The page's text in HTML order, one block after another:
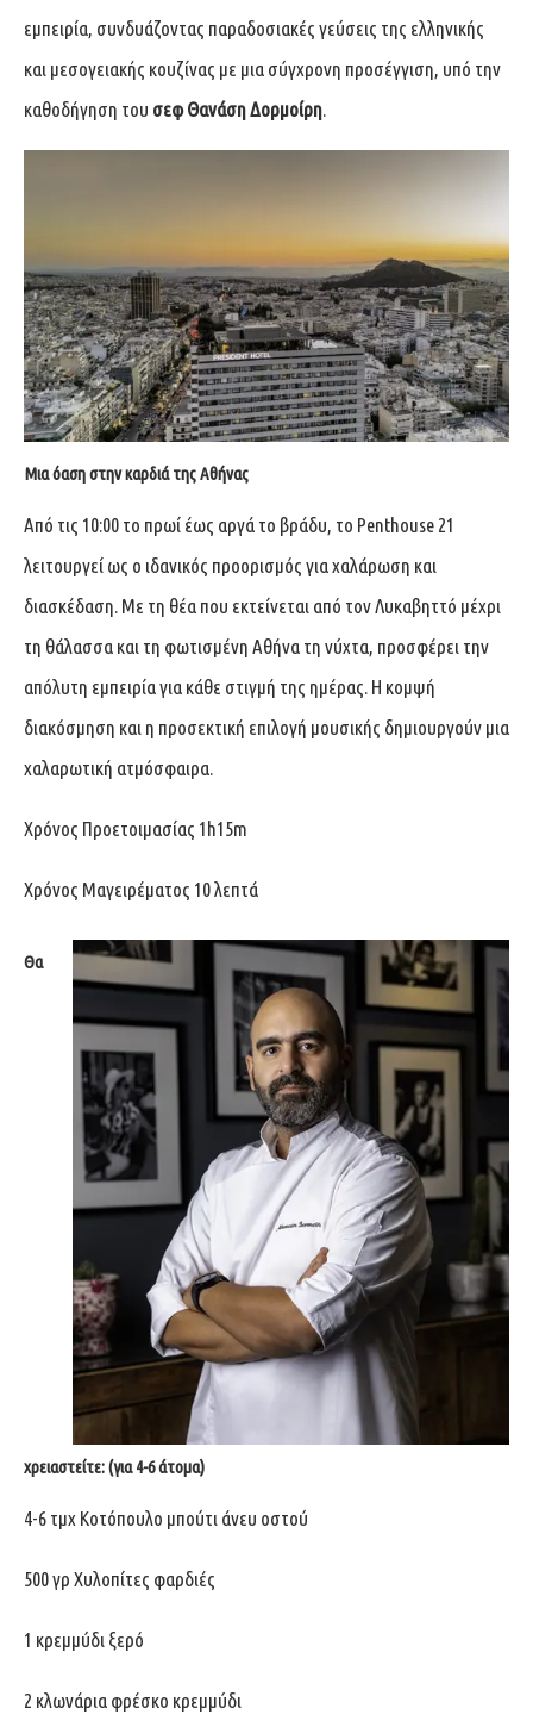
εμπειρία, συνδυάζοντας παραδοσιακές γεύσεις της ελληνικής
και μεσογειακής κουζίνας με μια σύγχρονη προσέγγιση, υπό την
καθοδήγηση του σεφ Θανάση Δορμοίρη.
Μια όαση στην καρδιά της Αθήνας
Από τις 10:00 το πρωί έως αργά το βράδυ, το Penthouse 21
λειτουργεί ως ο ιδανικός προορισμός για χαλάρωση και
διασκέδαση. Με τη θέα που εκτείνεται από τον Λυκαβηττό μέχρι
τη θάλασσα και τη φωτισμένη Αθήνα τη νύχτα, προσφέρει την
απόλυτη εμπειρία για κάθε στιγμή της ημέρας. Η κομψή
διακόσμηση και η προσεκτική επιλογή μουσικής δημιουργούν μια
χαλαρωτική ατμόσφαιρα.
Χρόνος Προετοιμασίας 1h15m
Χρόνος Μαγειρέματος 10 λεπτά
Θα
χρειαστείτε: (για 4-6 άτομα)
4-6 τμχ Κοτόπουλο μπούτι άνευ οστού
500 γρ Χυλοπίτες φαρδιές
1 κρεμμύδι ξερό
2 κλωνάρια φρέσκο κρεμμύδι